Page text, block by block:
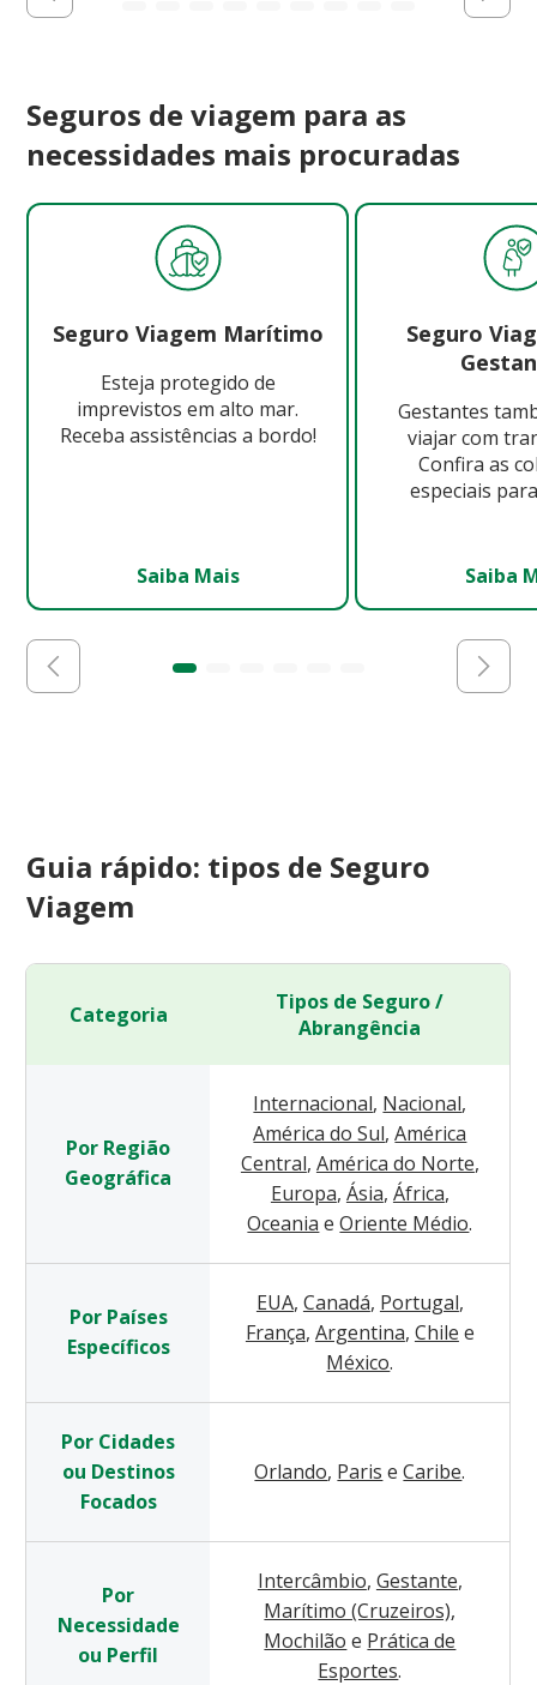
Seguros de viagem para as
necessidades mais procuradas
Seguro Viagem Marítimo
Esteja protegido de
imprevistos em alto mar.
Receba assistências a bordo!
Saiba Mais
Seguro
Gestantes
viajar com
Confira as
especiais
Saiba
Guia rápido: tipos de Seguro
Viagem
Categoria
Tipos de Seguro /
Abrangência
Por Região
Geográfica
Internacional, Nacional,
América do Sul, América
Central, América do Norte,
Europa, Ásia, África,
Oceania e Oriente Médio.
Por Países
Específicos
EUA, Canadá, Portugal,
França, Argentina, Chile e
México.
Por Cidades
ou Destinos
Focados
Orlando, Paris e Caribe.
Por
Necessidade
ou Perfil
Intercâmbio, Gestante,
Marítimo (Cruzeiros),
Mochilão e Prática de
Esportes.